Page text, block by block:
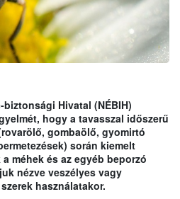
Hivatal (NÉBIH)
hogy a tavasszal időszerű
gombaölő, gyomirtó
során kiemelt
méhek és az egyéb beporzó
nézve veszélyes vagy
használatakor.